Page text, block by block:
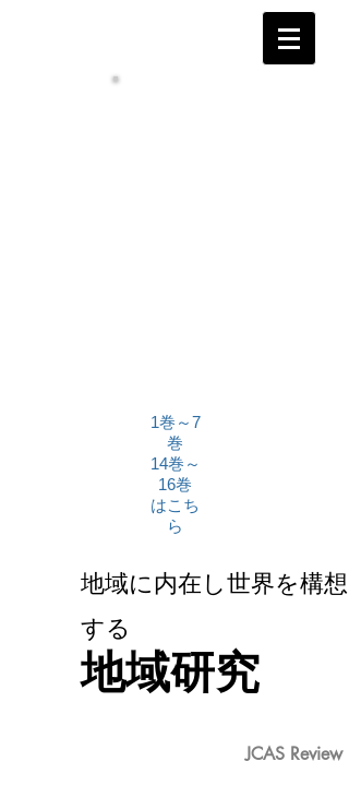
1巻～7
巻
14巻～
16巻
はこち
ら
地域に内在し世界を構想
する
地域研究
JCAS Review